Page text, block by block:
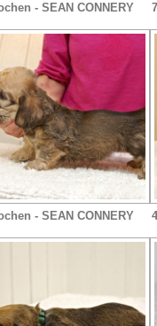
- SEAN CONNERY
- SEAN CONNERY